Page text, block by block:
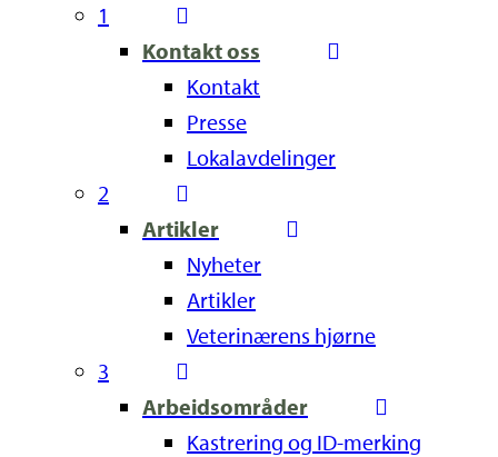
1
Kontakt oss
Kontakt
Presse
Lokalavdelinger
2
Artikler
Nyheter
Artikler
Veterinærens hjørne
3
Arbeidsområder
Kastrering og ID-merking